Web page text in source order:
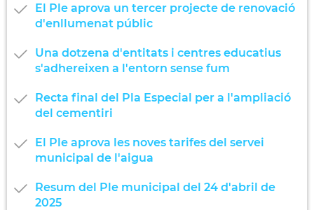
El Ple aprova un tercer projecte de renovació
d'enllumenat públic
Una dotzena d'entitats i centres educatius
s'adhereixen a l'entorn sense fum
Recta final del Pla Especial per a l'ampliació
del cementiri
El Ple aprova les noves tarifes del servei
municipal de l'aigua
Resum del Ple municipal del 24 d'abril de
2025